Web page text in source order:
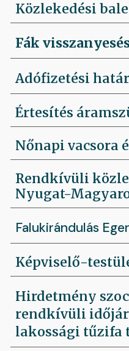
Közlekedési
Fák
Adófizetési
Értesítés
Nőnapi vacsora
Rendkívüli
Nyugat-
Falukirándulás
Képviselő-
Hirdetmény
rendkívüli
lakossági tűzifa